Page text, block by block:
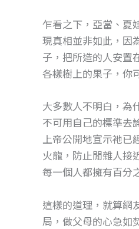
乍看之下，亞當、夏
現真相並非如此，因
子，把所造的人安
各樣樹上的果子，你
大多數人不明白，為
不可用自己的標準去
上帝公開地宣示祂已
火龍，防止閒雜人接
每一個人都擁有百分
這樣的道理，就算網
局，做父母的心急如